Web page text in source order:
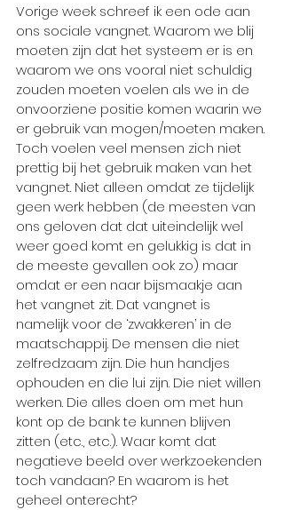
Vorige week schreef ik een ode aan
ons sociale vangnet. Waarom we blij
moeten zijn dat het systeem er is en
waarom we ons vooral niet schuldig
zouden moeten voelen als we in de
onvoorziene positie komen waarin we
er gebruik van mogen/moeten maken.
Toch voelen veel mensen zich niet
prettig bij het gebruik maken van het
vangnet. Niet alleen omdat ze tijdelijk
geen werk hebben (de meesten van
ons geloven dat dat uiteindelijk wel
weer goed komt en gelukkig is dat in
de meeste gevallen ook zo) maar
omdat er een naar bijsmaakje aan
het vangnet zit. Dat vangnet is
namelijk voor de ‘zwakkeren’ in de
maatschappij. De mensen die niet
zelfredzaam zijn. Die hun handjes
ophouden en die lui zijn. Die niet willen
werken. Die alles doen om met hun
kont op de bank te kunnen blijven
zitten (etc., etc.). Waar komt dat
negatieve beeld over werkzoekenden
toch vandaan? En waarom is het
geheel onterecht?